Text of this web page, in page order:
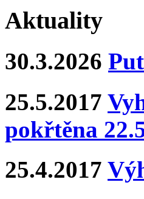
Aktuality
30.3.2026
25.5.2017
pokřtěna
25.4.2017